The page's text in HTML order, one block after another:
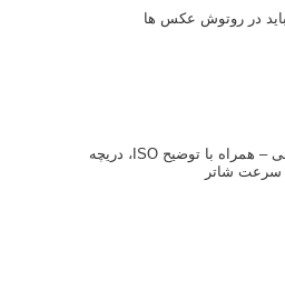
درک نوردهی – همراه با توضیح ISO، دریچه
سرعت شاتر